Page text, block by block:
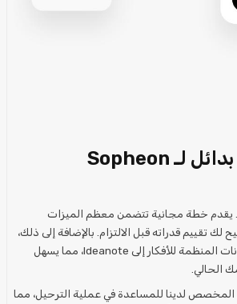
هل تبحث عن بدائل لـ Sopheon
فكر في تجربة Ideanote. يقدم خطة مجانية تتضمن معظم الميزات
لك تقييم قدراته قبل الالتزام. بالإضافة إلى ذلك،
نقدم دعمًا لاستيراد البيانات المنظمة للأفكار إلى Ideanote، مما يسهل
الحالي.
المخصص لدينا للمساعدة في عملية الترحيل، مما